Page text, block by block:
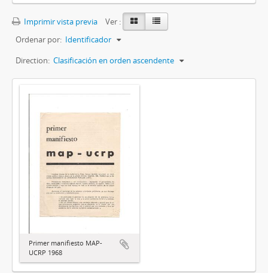
Imprimir vista previa
Ver :
Ordenar por: Identificador
Direction: Clasificación en orden ascendente
Primer manifiesto MAP-
UCRP 1968